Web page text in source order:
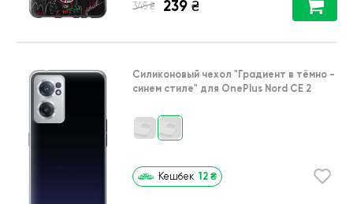
345 ₴ 239 ₴
Силиконовый чехол "Градиент в тёмно -
синем стиле" для OnePlus Nord CE 2
Кешбек 12 ₴